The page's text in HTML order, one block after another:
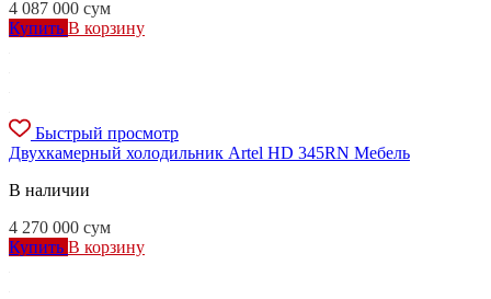
4 087 000 сум
Купить В корзину
Быстрый просмотр
Двухкамерный холодильник Artel HD 345RN Мебель
В наличии
4 270 000 сум
Купить В корзину